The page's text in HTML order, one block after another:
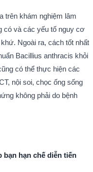
trên khám nghiệm lâm
có và các yếu tố nguy cơ
Ngoài ra, cách tốt nhất
Bacillius anthracis khỏi
có thể thực hiện các
nội soi, chọc ống sống
không phải do bệnh
hạn chế diễn tiến